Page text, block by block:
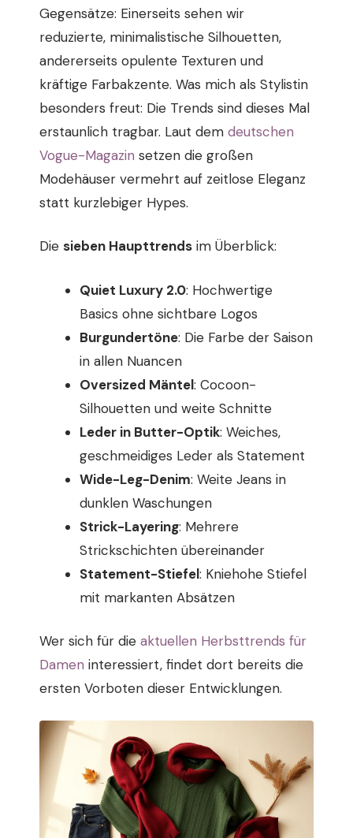
Gegensätze: Einerseits sehen wir
reduzierte, minimalistische Silhouetten,
andererseits opulente Texturen und
kräftige Farbakzente. Was mich als Stylistin
besonders freut: Die Trends sind dieses Mal
erstaunlich tragbar. Laut dem deutschen
Vogue-Magazin setzen die großen
Modehäuser vermehrt auf zeitlose Eleganz
statt kurzlebiger Hypes.
Die sieben Haupttrends im Überblick:
Quiet Luxury 2.0: Hochwertige
Basics ohne sichtbare Logos
Burgundertöne: Die Farbe der Saison
in allen Nuancen
Oversized Mäntel: Cocoon-
Silhouetten und weite Schnitte
Leder in Butter-Optik: Weiches,
geschmeidiges Leder als Statement
Wide-Leg-Denim: Weite Jeans in
dunklen Waschungen
Strick-Layering: Mehrere
Strickschichten übereinander
Statement-Stiefel: Kniehohe Stiefel
mit markanten Absätzen
Wer sich für die aktuellen Herbsttrends für
Damen interessiert, findet dort bereits die
ersten Vorboten dieser Entwicklungen.